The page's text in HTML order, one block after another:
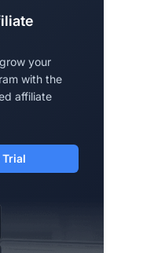
your
with the
affiliate